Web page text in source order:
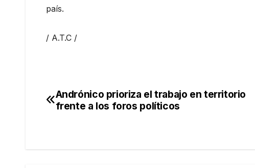
país.
/ A.T.C /
Navegación
Andrónico prioriza el trabajo en territorio
frente a los foros políticos